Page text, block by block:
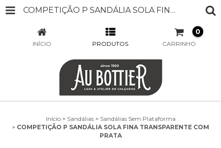
COMPETIÇÃO P SANDÁLIA SOLA FINA TRANSPARENTE COM PRATA
INÍCIO PRODUTOS CARRINHO
0
Início > Sandálias > Sandálias Sem Plataforma
> COMPETIÇÃO P SANDÁLIA SOLA FINA TRANSPARENTE COM
PRATA